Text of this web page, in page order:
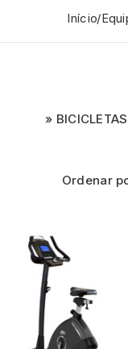
Início
Ordenar